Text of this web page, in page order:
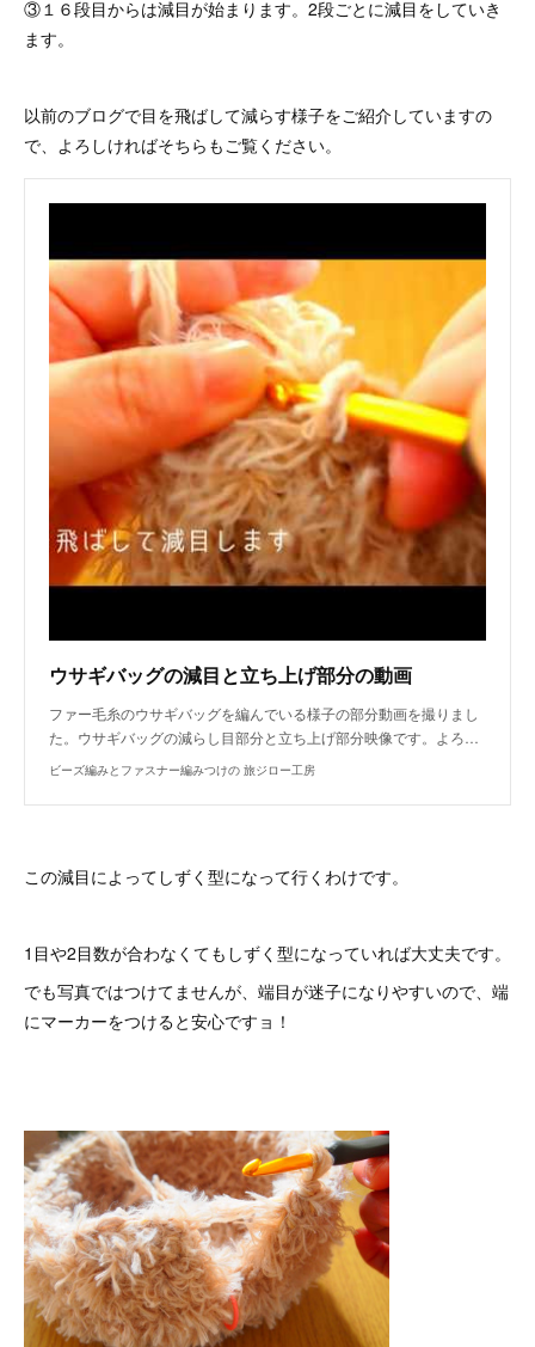
③１６段目からは減目が始まります。2段ごとに減目をしていき
ます。
以前のブログで目を飛ばして減らす様子をご紹介していますの
で、よろしければそちらもご覧ください。
ウサギバッグの減目と立ち上げ部分の動画
ファー毛糸のウサギバッグを編んでいる様子の部分動画を撮りまし
た。ウサギバッグの減らし目部分と立ち上げ部分映像です。よろ…
ビーズ編みとファスナー編みつけの 旅ジロー工房
この減目によってしずく型になって行くわけです。
1目や2目数が合わなくてもしずく型になっていれば大丈夫です。
でも写真ではつけてませんが、端目が迷子になりやすいので、端
にマーカーをつけると安心ですョ！